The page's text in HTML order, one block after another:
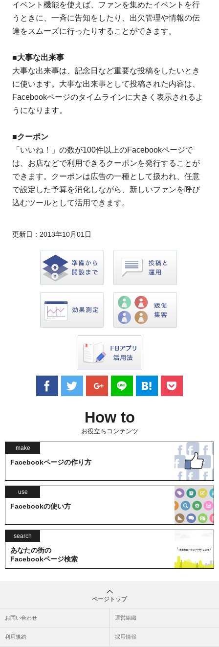
イベント機能を使えば、ファンを集めたイベントを行
うときに、一斉に告知をしたり、出欠管理や情報の伝
達をスムーズに行ったりすることができます。
■大事な出来事
大事な出来事は、記念日など重要な投稿をしたいとき
に使います。大事な出来事として投稿された内容は、
Facebookページのタイムラインに大きく表示されるよ
うになります。
■クーポン
「いいね！」の数が100件以上のFacebookページで
は、お店などで利用できるクーポンを発行することが
できます。クーポンは広告の一種として扱われ、任意
で設定した予算を消化しながら、新しいファンを呼び
込むツールとして活用できます。
更新日： 2013年10月01日
How to
お役立ちコンテンツ
make
Facebookページの作り方
use
Facebookの使い方
search
あなたの街の
Facebookページ検索
ページトップ
お問い合わせ 運営組織
利用規約 採用情報